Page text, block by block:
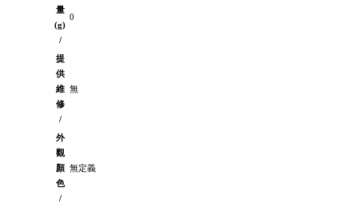
量
(g)
/
0
提
供
維
修
/
無
外
觀
顏
色
/
無定義